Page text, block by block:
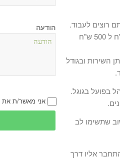
רוצים לעבוד.
בתקציבים נמוכים עד 2500 ש"ח לחודש העמלה נעה בין 250 ש"ח ל 500 ש"ח
השירות ובגודל
שתשימו לב
אליו דרך
הודעה
אני מאשר/ת את